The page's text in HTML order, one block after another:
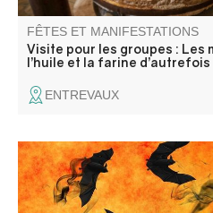
FÊTES ET MANIFESTATIONS
Visite pour les groupes : Les
l’huile et la farine d’autrefois
ENTREVAUX
Bal d'Halloween ouvert à
fêtes.